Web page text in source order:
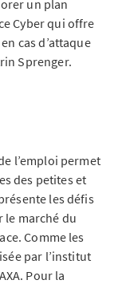
un plan
Cyber qui offre
cas d’attaque
Sprenger.
l’emploi permet
des petites et
les défis
le marché du
Comme les
par l’institut
Pour la